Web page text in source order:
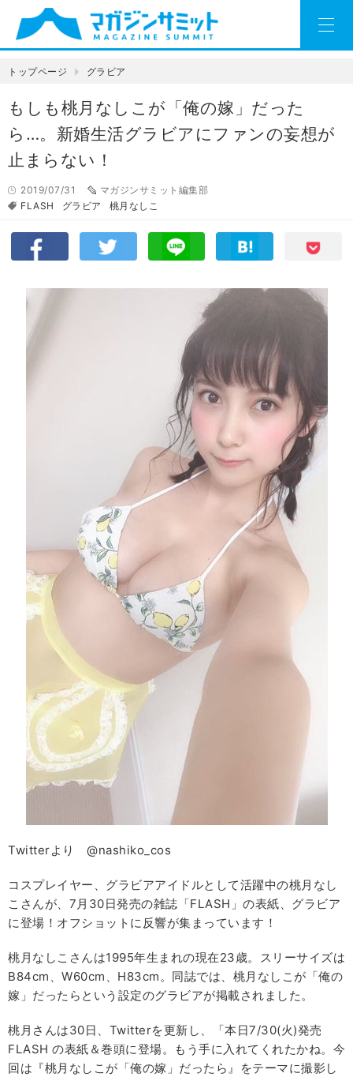
トップページ グラビア
もしも桃月なしこが「俺の嫁」だった
ら…。新婚生活グラビアにファンの妄想が
止まらない！
2019/07/31
マガジンサミット編集部
FLASH
グラビア 桃月なしこ
Twitterより @nashiko_cos
コスプレイヤー、グラビアアイドルとして活躍中の桃月なし
こさんが、7月30日発売の雑誌「FLASH」の表紙、グラビア
に登場！オフショットに反響が集まっています！
桃月なしこさんは1995年生まれの現在23歳。スリーサイズは
B84cm、W60cm、H83cm。同誌では、桃月なしこが「俺の
嫁」だったらという設定のグラビアが掲載されました。
桃月さんは30日、Twitterを更新し、「本日7/30(火)発売
FLASH の表紙＆巻頭に登場。もう手に入れてくれたかね。今
回は『桃月なしこが「俺の嫁」だったら』をテーマに撮影し